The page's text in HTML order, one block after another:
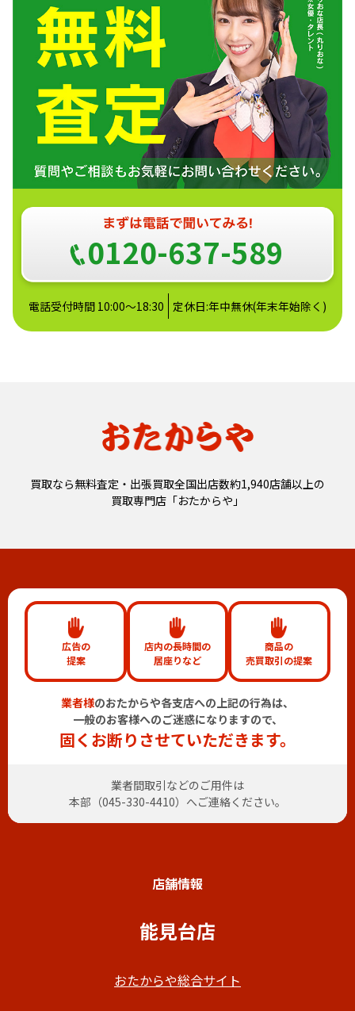
0120-637-589
電話受付時間 10:00～18:30 定休日:年中無休(年末年始除く)
買取なら無料査定・出張買取全国出店数約1,940店舗以上の
買取専門店「おたからや」
広告の
提案
店内の長時間の
居座りなど
商品の
売買取引の提案
業者様のおたからや各支店への上記の行為は、
一般のお客様へのご迷惑になりますので、
固くお断りさせていただきます。
業者間取引などのご用件は
本部（045-330-4410）へご連絡ください。
店舗情報
能見台店
おたからや総合サイト